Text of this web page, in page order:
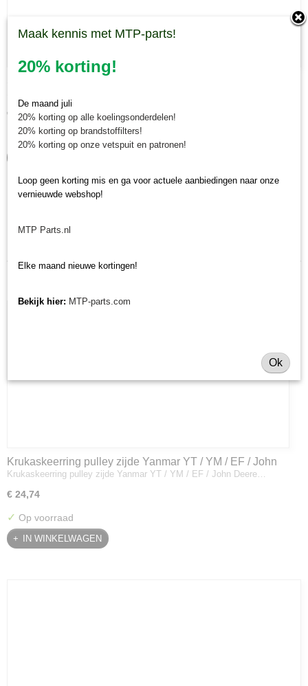
€ 93,84
Op voorraad
Laatst toegevoegd
Krukaskeerring pulley zijde Yanmar YT / YM / EF / John
Deere - 119934-01800
Krukaskeerring pulley zijde Yanmar YT / YM / EF / John Deere…
€ 24,74
✓ Op voorraad
IN WINKELWAGEN
Maak kennis met MTP-parts!
20% korting!
De maand juli
20% korting op alle koelingsonderdelen!
20% korting op brandstoffilters!
20% korting op onze vetspuit en patronen!
Loop geen korting mis en ga voor actuele aanbiedingen naar onze
vernieuwde webshop!
MTP Parts.nl
Elke maand nieuwe kortingen!
Bekijk hier: MTP-parts.com
Ok